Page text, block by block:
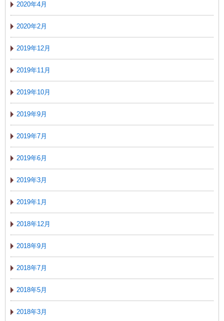
2020年4月
2020年2月
2019年12月
2019年11月
2019年10月
2019年9月
2019年7月
2019年6月
2019年3月
2019年1月
2018年12月
2018年9月
2018年7月
2018年5月
2018年3月